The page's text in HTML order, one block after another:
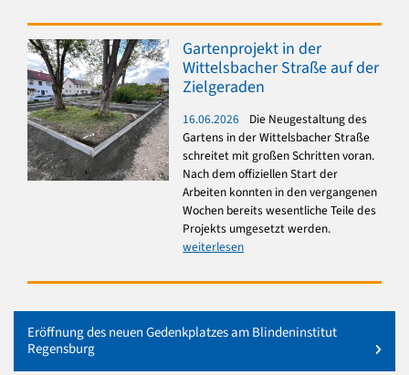
Gartenprojekt in der
Wittelsbacher Straße auf der
Zielgeraden
16.06.2026
Die Neugestaltung des
Gartens in der Wittelsbacher Straße
schreitet mit großen Schritten voran.
Nach dem offiziellen Start der
Arbeiten konnten in den vergangenen
Wochen bereits wesentliche Teile des
Projekts umgesetzt werden.
weiterlesen
Eröffnung des neuen Gedenkplatzes am Blindeninstitut
Regensburg